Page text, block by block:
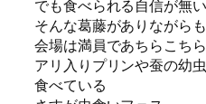
でも食べられる自信が無い
そんな葛藤がありながら
会場は満員であちらこち
アリ入りプリンや蚕の幼
食べている